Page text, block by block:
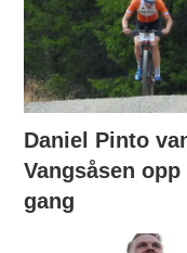
Daniel Pinto
Vangsåsen opp
gang